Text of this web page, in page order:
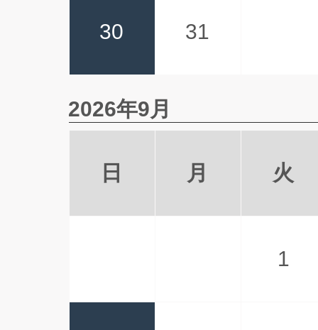
30 31
2026年9月
日 月 火
1